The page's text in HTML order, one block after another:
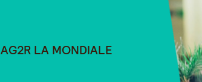
AG2R LA MONDIALE